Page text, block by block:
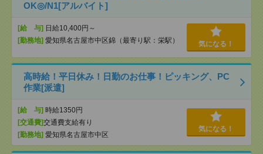
OK◎/N1[アルバイト]
[給 与] 日給10,400円～
[勤務地] 愛知県名古屋市中区錦（最寄り駅：栄駅） 気になる！
高時給！平日休み！日勤のお仕事！ピッキング、PC
作業[派遣]
[給 与] 時給1350円
[交通費]交通費支給有り
[勤務地] 愛知県名古屋市中区
気になる！